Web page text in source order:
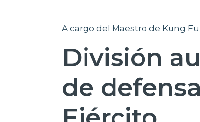
A cargo del Maestro de Kung
División
de